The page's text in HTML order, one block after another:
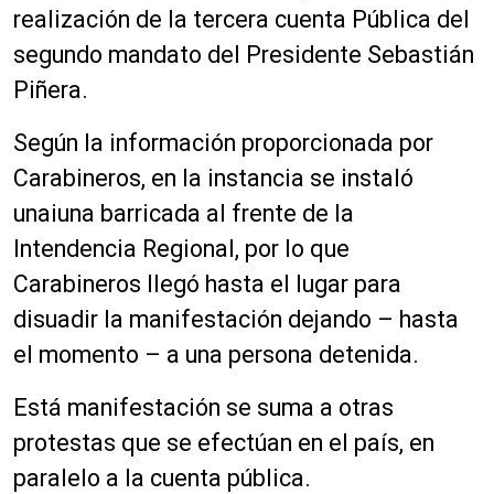
realización de la tercera cuenta Pública del
segundo mandato del Presidente Sebastián
Piñera.
Según la información proporcionada por
Carabineros, en la instancia se instaló
unaiuna barricada al frente de la
Intendencia Regional, por lo que
Carabineros llegó hasta el lugar para
disuadir la manifestación dejando – hasta
el momento – a una persona detenida.
Está manifestación se suma a otras
protestas que se efectúan en el país, en
paralelo a la cuenta pública.